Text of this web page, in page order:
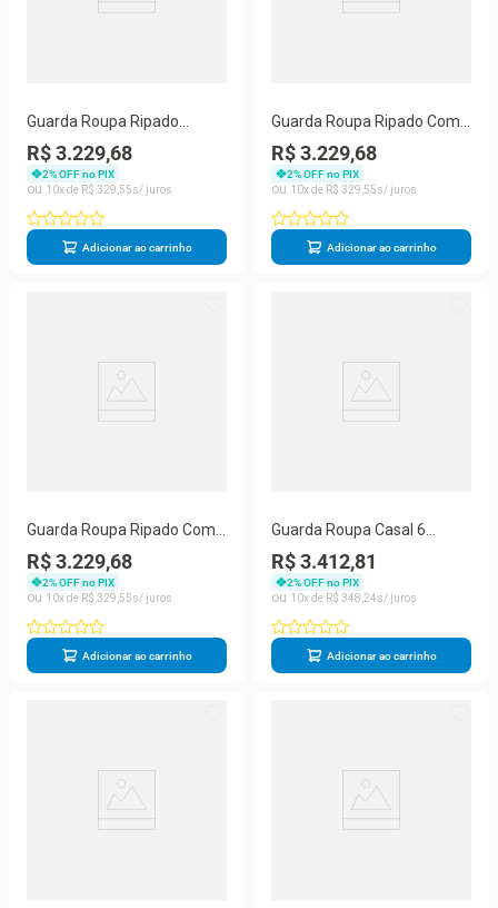
Guarda Roupa Ripado
Espelho 2 Portas Tóquio
Made Marcs
R$ 3.229,68
2% OFF no PIX
10
R$ 329 55
Adicionar ao carrinho
Guarda Roupa Ripado Com
Espelho 4 Gavetas - Lugano-
Made Marcs
R$ 3.229,68
2% OFF no PIX
10
R$ 329 55
Adicionar ao carrinho
Guarda Roupa Ripado Com
Espelho 2 Portas 4 Gavetas -
Lugano-off White - Made
Marcs
R$ 3.229,68
2% OFF no PIX
10
R$ 329 55
Adicionar ao carrinho
Guarda Roupa Casal 6
Portas 6 Gavetas - Oslo-off
White - Made Marcs
R$ 3.412,81
2% OFF no PIX
10
R$ 348 24
Adicionar ao carrinho